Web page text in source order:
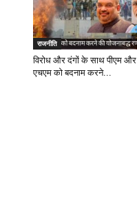
राजनीति
विरोध और दंगों के साथ पीएम और
एचएम को बदनाम करने...